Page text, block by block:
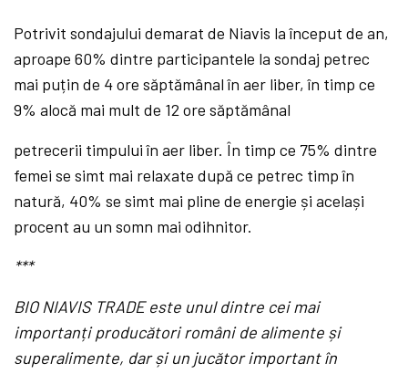
Potrivit sondajului demarat de Niavis la început de an,
aproape 60% dintre participantele la sondaj petrec
mai puțin de 4 ore săptămânal în aer liber, în timp ce
9% alocă mai mult de 12 ore săptămânal
petrecerii timpului în aer liber. În timp ce 75% dintre
femei se simt mai relaxate după ce petrec timp în
natură, 40% se simt mai pline de energie și același
procent au un somn mai odihnitor.
***
BIO NIAVIS TRADE este unul dintre cei mai
importanți producători români de alimente și
superalimente, dar și un jucător important în